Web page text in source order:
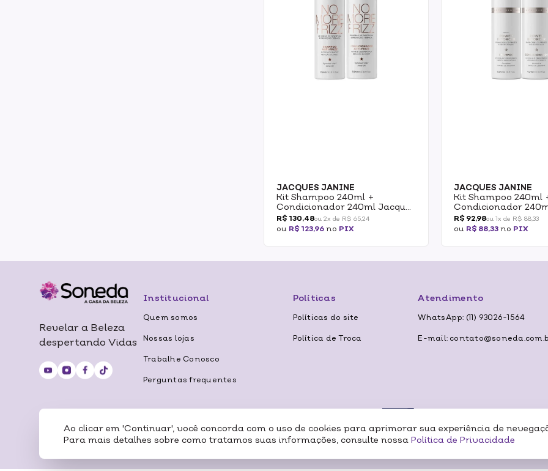
Ao clicar em 'Continuar', você concorda com o uso de cookies para aprimorar sua experiência de
Para mais detalhes sobre como tratamos suas informações, consulte nossa Política de Privacidade
JACQUES JANINE
Kit Shampoo 240ml +
Condicionador 240ml Jacques
Janine No More Frizz
R$ 130,48ou 2x de R$ 65,24
ou R$ 123,96 no PIX
JACQUES JANINE
Kit Shampoo 240ml
Condicionador
Janine Power
R$ 92,98ou 1x de R$ 88,33
ou R$ 88,33no PIX
Revelar a Beleza
despertando Vidas
Institucional
Quem somos
Nossas lojas
Trabalhe Conosco
Perguntas frequentes
Políticas
Políticas do site
Política de Troca
Atendimento
WhatsApp: (11) 93026-1564
E-mail:
Certificados Formas